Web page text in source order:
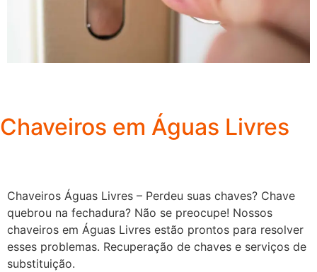
Chaveiros em Águas Livres
Chaveiros Águas Livres – Perdeu suas chaves? Chave
quebrou na fechadura? Não se preocupe! Nossos
chaveiros em Águas Livres estão prontos para resolver
esses problemas. Recuperação de chaves e serviços de
substituição.